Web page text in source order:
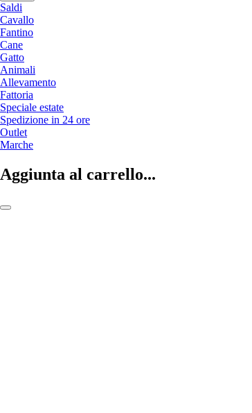
Saldi
Cavallo
Fantino
Cane
Gatto
Animali
Allevamento
Fattoria
Speciale estate
Spedizione in 24 ore
Outlet
Marche
Aggiunta al carrello...